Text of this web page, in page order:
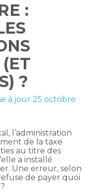
:
?
à jour 25 octobre
l’administration
de la taxe
au titre des
a installé
Une erreur, selon
de payer quoi